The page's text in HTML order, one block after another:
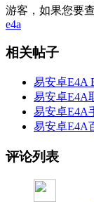
游客，如果您要
e4a
相关帖子
易安卓E4A
易安卓E4A
易安卓E4A
易安卓E4A
评论列表